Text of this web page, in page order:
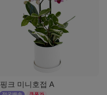
핑크 미니호접 A